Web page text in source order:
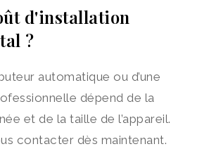
d'installation
?
automatique ou d’une
dépend de la
et de la taille de l’appareil.
contacter dès maintenant.